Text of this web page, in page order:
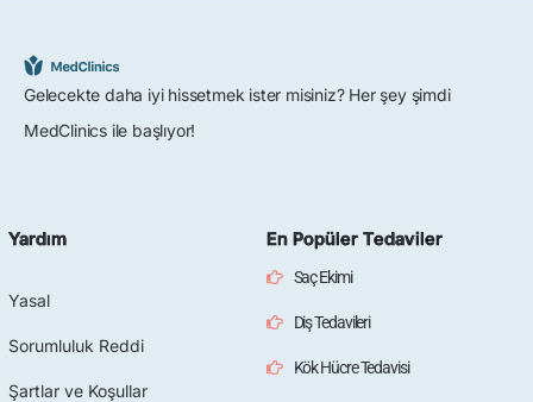
Gelecekte daha iyi hissetmek ister misiniz? Her şey şimdi
MedClinics ile başlıyor!
Yardım
Yasal
Sorumluluk Reddi
Şartlar ve Koşullar
En Popüler Tedaviler
Saç Ekimi
Diş Tedavileri
Kök Hücre Tedavisi